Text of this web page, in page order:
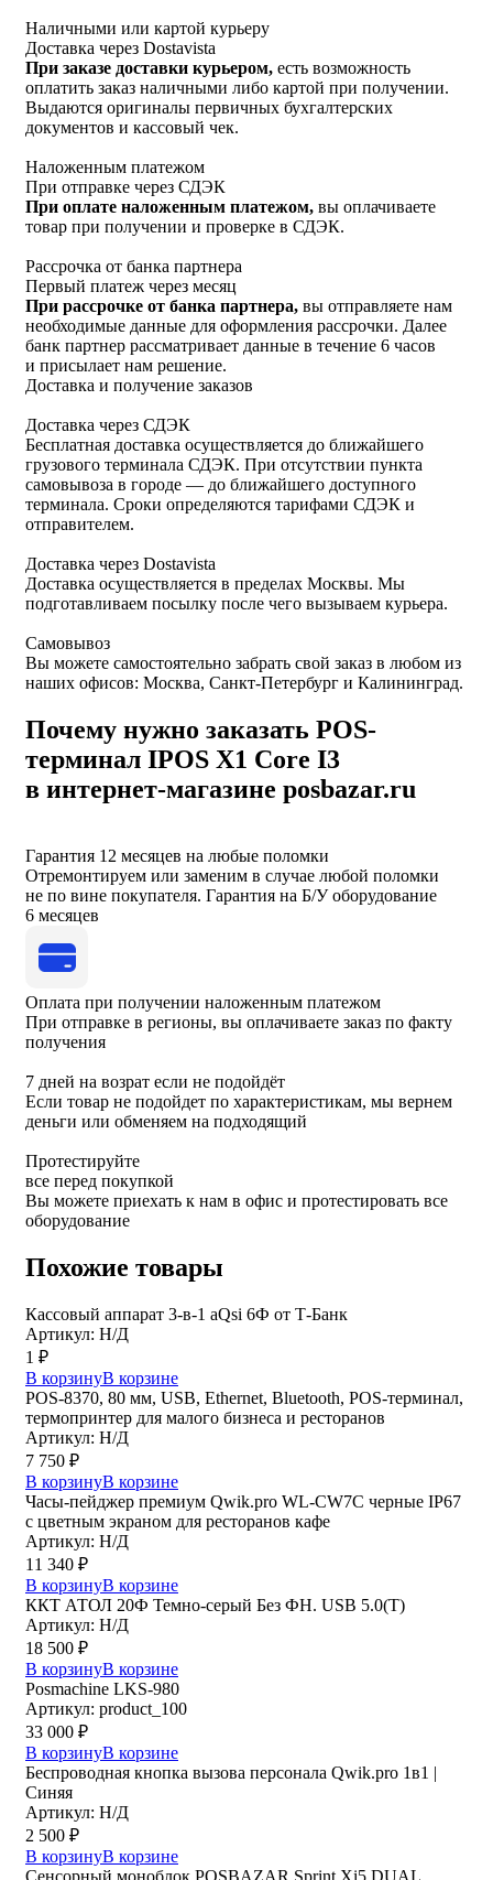
Наличными или картой курьеру
Доставка через Dostavista
При заказе доставки курьером, есть возможность
оплатить заказ наличными либо картой при получении.
Выдаются оригиналы первичных бухгалтерских
документов и кассовый чек.
Наложенным платежом
При отправке через СДЭК
При оплате наложенным платежом, вы оплачиваете
товар при получении и проверке в СДЭК.
Рассрочка от банка партнера
Первый платеж через месяц
При рассрочке от банка партнера, вы отправляете нам
необходимые данные для оформления рассрочки. Далее
банк партнер рассматривает данные в течение 6 часов
и присылает нам решение.
Доставка и получение заказов
Доставка через СДЭК
Бесплатная доставка осуществляется до ближайшего
грузового терминала СДЭК. При отсутствии пункта
самовывоза в городе — до ближайшего доступного
терминала. Сроки определяются тарифами СДЭК и
отправителем.
Доставка через Dostavista
Доставка осуществляется в пределах Москвы. Мы
подготавливаем посылку после чего вызываем курьера.
Самовывоз
Вы можете самостоятельно забрать свой заказ в любом из
наших офисов: Москва, Санкт-Петербург и Калининград.
Почему нужно заказать POS-
терминал IPOS X1 Core I3
в интернет-магазине posbazar.ru
Гарантия 12 месяцев на любые поломки
Отремонтируем или заменим в случае любой поломки
не по вине покупателя. Гарантия на Б/У оборудование
6 месяцев
Оплата при получении наложенным платежом
При отправке в регионы, вы оплачиваете заказ по факту
получения
7 дней на возрат если не подойдёт
Если товар не подойдет по характеристикам, мы вернем
деньги или обменяем на подходящий
Протестируйте
все перед покупкой
Вы можете приехать к нам в офис и протестировать все
оборудование
Похожие товары
Кассовый аппарат 3-в-1 aQsi 6Ф от Т-Банк
Артикул: Н/Д
1 ₽
В корзинуВ корзине
POS-8370, 80 мм, USB, Ethernet, Bluetooth, POS-терминал,
термопринтер для малого бизнеса и ресторанов
Артикул: Н/Д
7 750 ₽
В корзинуВ корзине
Часы-пейджер премиум Qwik.pro WL-CW7C черные IP67
с цветным экраном для ресторанов кафе
Артикул: Н/Д
11 340 ₽
В корзинуВ корзине
ККТ АТОЛ 20Ф Темно-серый Без ФН. USB 5.0(Т)
Артикул: Н/Д
18 500 ₽
В корзинуВ корзине
Posmaсhine LKS-980
Артикул: product_100
33 000 ₽
В корзинуВ корзине
Беспроводная кнопка вызова персонала Qwik.pro 1в1 |
Cиняя
Артикул: Н/Д
2 500 ₽
В корзинуВ корзине
Сенсорный моноблок POSBAZAR Sprint Хi5 DUAL